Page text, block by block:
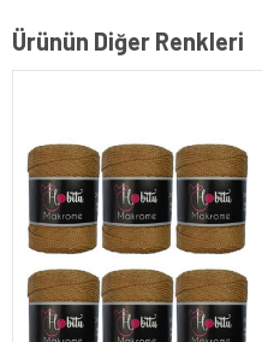
Ürünün Diğer Renkleri